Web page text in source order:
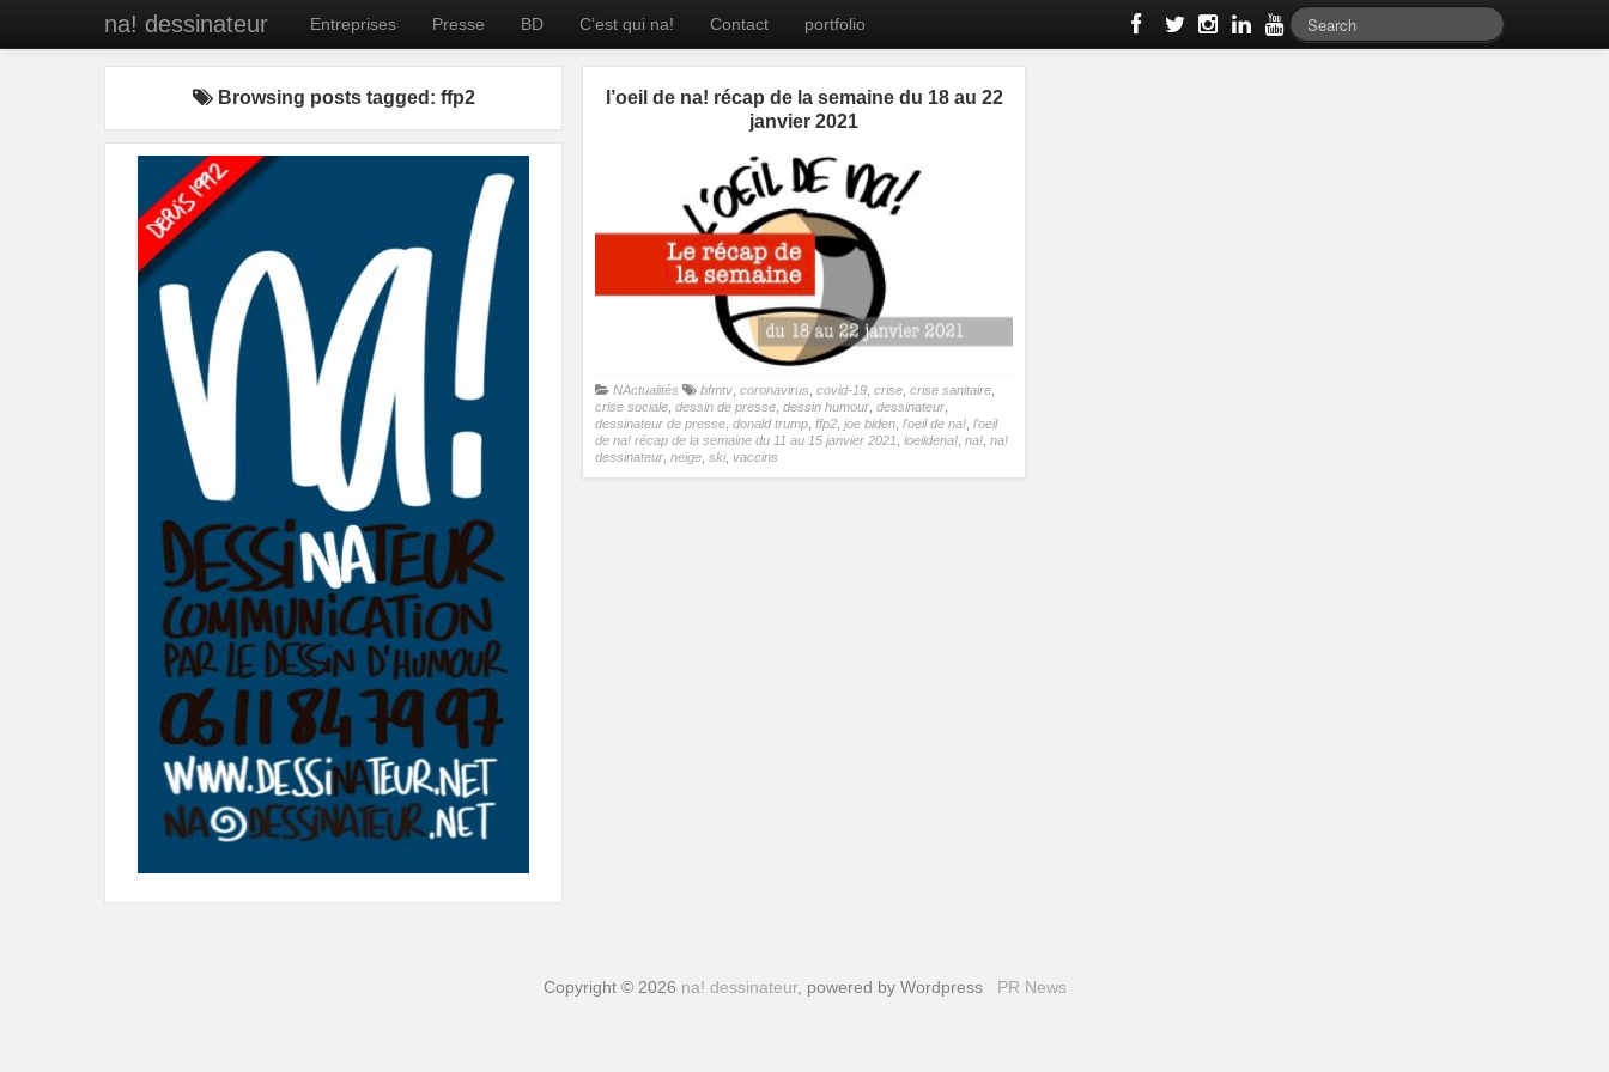
na! dessinateur Entreprises Presse BD C’est qui na! Contact portfolio
Browsing posts tagged: ffp2
l’oeil de na! récap de la semaine du 18 au 22
janvier 2021
NActualités bfmtv, coronavirus, covid-19, crise, crise sanitaire,
crise sociale, dessin de presse, dessin humour, dessinateur,
dessinateur de presse, donald trump, ffp2, joe biden, l'oeil de na!, l’oeil
de na! récap de la semaine du 11 au 15 janvier 2021, loeildena!, na!, na!
dessinateur, neige, ski, vaccins
Copyright © 2026 na! dessinateur, powered by Wordpress PR News